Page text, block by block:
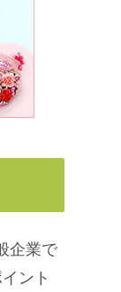
企業で
ント